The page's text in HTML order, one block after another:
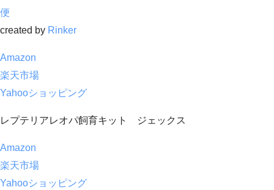
便
created by Rinker
Amazon
楽天市場
Yahooショッピング
レプテリアレオパ飼育キット ジェックス
Amazon
楽天市場
Yahooショッピング